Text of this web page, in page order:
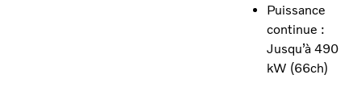
Puissance
continue :
Jusqu’à 490
kW (66ch)